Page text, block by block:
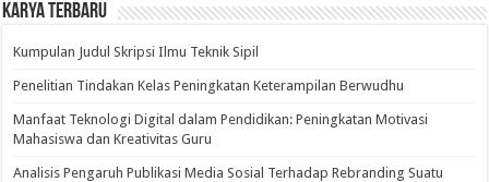
Karya Terbaru
Kumpulan Judul Skripsi Ilmu Teknik Sipil
Penelitian Tindakan Kelas Peningkatan Keterampilan Berwudhu
Manfaat Teknologi Digital dalam Pendidikan: Peningkatan Motivasi
Mahasiswa dan Kreativitas Guru
Analisis Pengaruh Publikasi Media Sosial Terhadap Rebranding Suatu